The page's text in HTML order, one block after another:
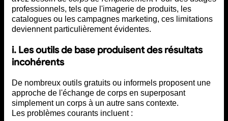
professionnels, tels que l'imagerie de produits, les
catalogues ou les campagnes marketing, ces limitations
deviennent particulièrement évidentes.
i. Les outils de base produisent des résultats
incohérents
De nombreux outils gratuits ou informels proposent une
approche de l'échange de corps en superposant
simplement un corps à un autre sans contexte.
Les problèmes courants incluent :